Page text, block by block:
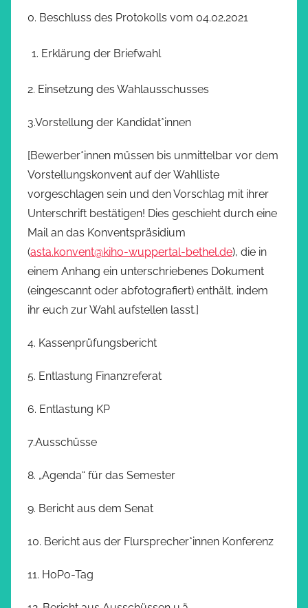
0. Beschluss des Protokolls vom 04.02.2021
Erklärung der Briefwahl
2. Einsetzung des Wahlausschusses
3.Vorstellung der Kandidat*innen
[Bewerber*innen müssen bis unmittelbar vor dem
Vorstellungskonvent auf der Wahlliste
vorgeschlagen sein und den Vorschlag mit ihrer
Unterschrift bestätigen! Dies geschieht durch eine
Mail an das Konventspräsidium
(asta.konvent@kiho-wuppertal-bethel.de), die in
einem Anhang ein unterschriebenes Dokument
(eingescannt oder abfotografiert) enthält, indem
ihr euch zur Wahl aufstellen lasst.]
4. Kassenprüfungsbericht
5. Entlastung Finanzreferat
6. Entlastung KP
7.Ausschüsse
8. „Agenda“ für das Semester
9. Bericht aus dem Senat
10. Bericht aus der Flursprecher*innen Konferenz
11. HoPo-Tag